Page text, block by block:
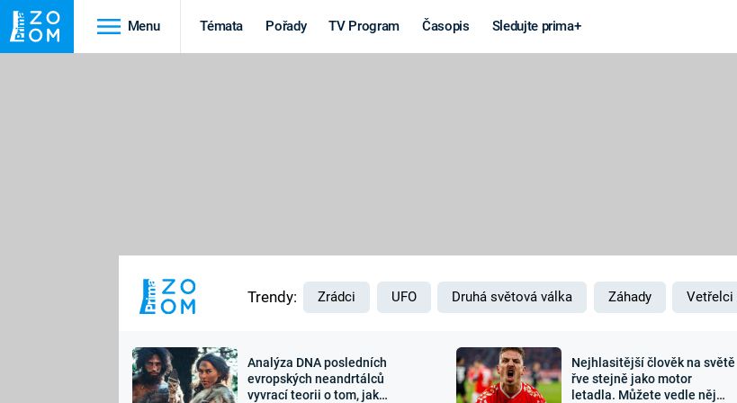
Menu Témata Pořady TV Program Časopis Sledujte prima+
MARS
Výročí
Záhady a
Trendy: Zrádci UFO Druhá světová válka Záhady Vetřelci
Analýza DNA posledních
evropských neandrtálců
vyvrací teorii o tom, jak
Nejhlasitější člověk na světě
řve stejně jako motor
letadla. Můžete vedle něj